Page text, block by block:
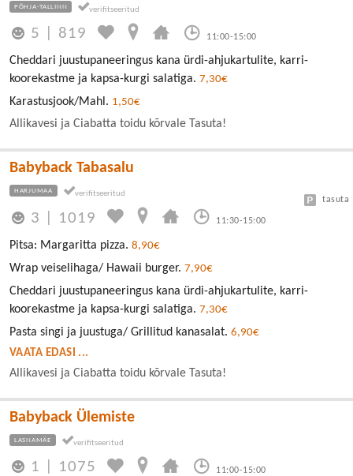
PÕHJA-TALLINN
5 819 11:00-15:00
Cheddari juustupaneeringus kana ürdi-ahjukartulite, karri-
koorekastme ja kapsa-kurgi salatiga. 7,30€
Karastusjook/Mahl. 1,50€
Allikavesi ja Ciabatta toidu kõrvale Tasuta!
Babyback Tabasalu
HARJUMAA
3 1019 11:30-15:00
tasuta
Pitsa: Margaritta pizza. 8,90€
Wrap veiselihaga/ Hawaii burger. 7,90€
Cheddari juustupaneeringus kana ürdi-ahjukartulite, karri-
koorekastme ja kapsa-kurgi salatiga. 7,30€
Pasta singi ja juustuga/ Grillitud kanasalat. 6,90€
VAATA EDASI ...
Allikavesi ja Ciabatta toidu kõrvale Tasuta!
Babyback Ülemiste
LASNAMÄE
1 1075 11:00-15:00